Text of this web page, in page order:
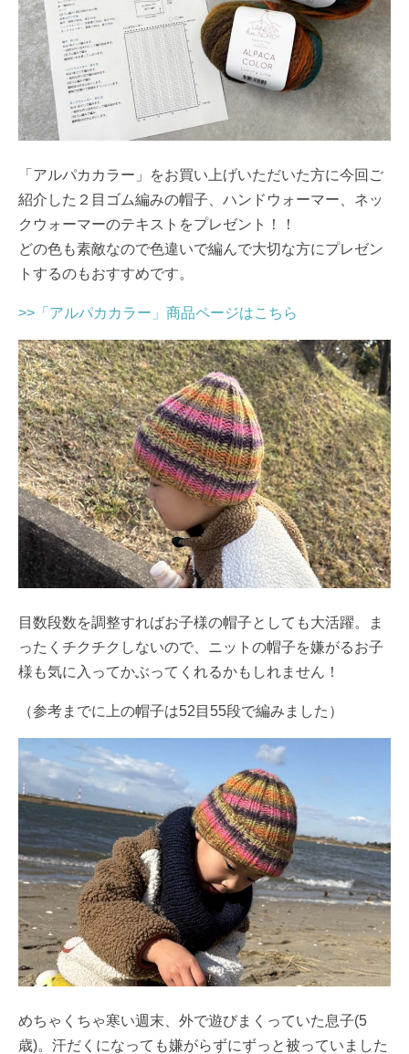
「アルパカカラー」をお買い上げいただいた方に今回ご
紹介した２目ゴム編みの帽子、ハンドウォーマー、ネッ
クウォーマーのテキストをプレゼント！！
どの色も素敵なので色違いで編んで大切な方にプレゼン
トするのもおすすめです。
>>「アルパカカラー」商品ページはこちら
目数段数を調整すればお子様の帽子としても大活躍。ま
ったくチクチクしないので、ニットの帽子を嫌がるお子
様も気に入ってかぶってくれるかもしれません！
（参考までに上の帽子は52目55段で編みました）
めちゃくちゃ寒い週末、外で遊びまくっていた息子(5
歳)。汗だくになっても嫌がらずにずっと被っていました